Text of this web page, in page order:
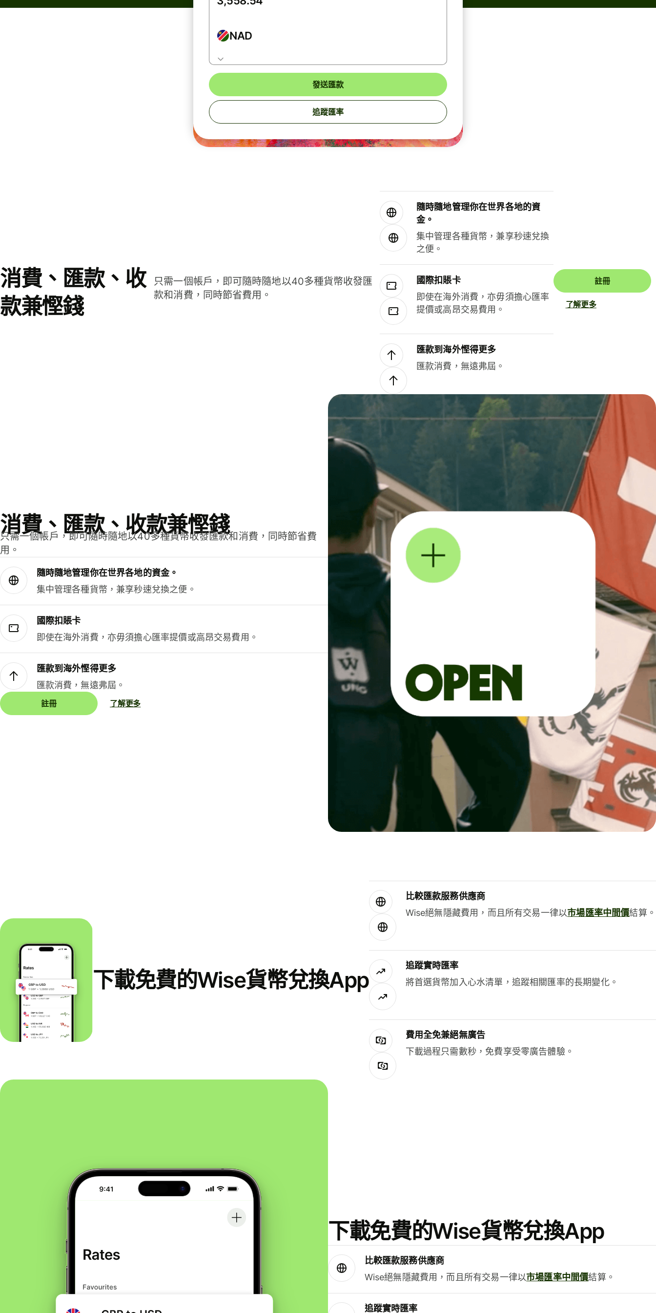
NAD
發送匯款
追蹤匯率
消費、匯款、收
款兼慳錢
只需一個帳戶，即可隨時隨地以40多種貨幣收發匯
款和消費，同時節省費用。
隨時隨地管理你在世界各地的資
金。
集中管理各種貨幣，兼享秒速兌換
之便。
國際扣賬卡
即使在海外消費，亦毋須擔心匯率
提價或高昂交易費用。
匯款到海外慳得更多
匯款消費，無遠弗屆。
註冊
了解更多
消費、匯款、收款兼慳錢
只需一個帳戶，即可隨時隨地以40多種貨幣收發匯款和消費，同時節省費
用。
隨時隨地管理你在世界各地的資金。
集中管理各種貨幣，兼享秒速兌換之便。
國際扣賬卡
即使在海外消費，亦毋須擔心匯率提價或高昂交易費用。
匯款到海外慳得更多
匯款消費，無遠弗屆。
註冊 了解更多
下載免費的Wise貨幣兌換App
比較匯款服務供應商
Wise絕無隱藏費用，而且所有交易一律以市場匯率中間價結算。
追蹤實時匯率
將首選貨幣加入心水清單，追蹤相關匯率的長期變化。
費用全免兼絕無廣告
下載過程只需數秒，免費享受零廣告體驗。
下載免費的Wise貨幣兌換App
比較匯款服務供應商
Wise絕無隱藏費用，而且所有交易一律以市場匯率中間價結算。
追蹤實時匯率